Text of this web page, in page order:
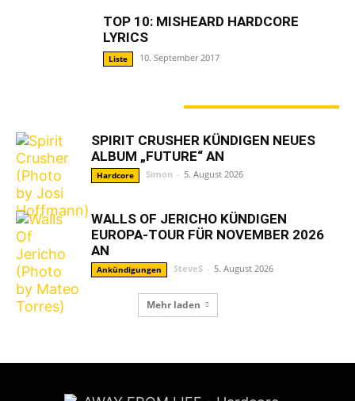
TOP 10: MISHEARD HARDCORE
LYRICS
Liste 10. September 2017
SPIRIT CRUSHER KÜNDIGEN NEUES
ALBUM „FUTURE“ AN
Hardcore Simon - 5. August 2026
WALLS OF JERICHO KÜNDIGEN
EUROPA-TOUR FÜR NOVEMBER 2026
AN
Ankündigungen SteveS - 5. August 2026
Mehr laden